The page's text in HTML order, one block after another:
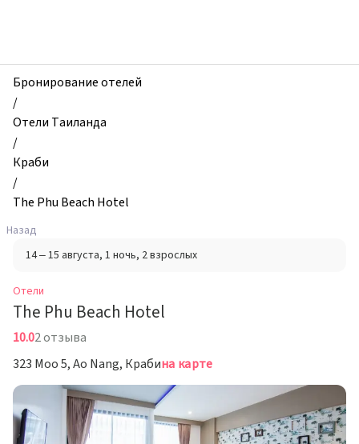
The
Phu
Beach
Hotel,
Краби,
Таиланд
Бронирование отелей
/
Отели Таиланда
/
Краби
/
The Phu Beach Hotel
Назад
14 – 15 августа, 1 ночь, 2 взрослых
Отели
The Phu Beach Hotel
10.02 отзыва
323 Moo 5, Ao Nang, Крабина карте